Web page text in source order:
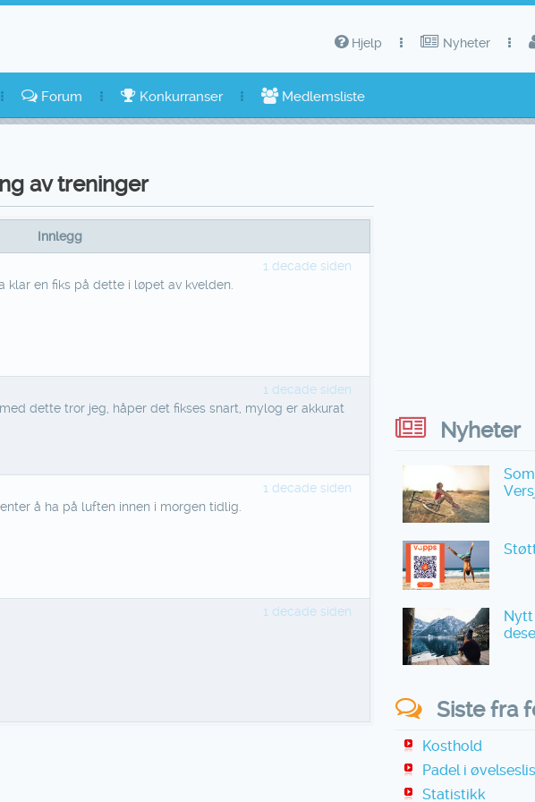
Nyheter
Hjelp
Forum Konkurranser Medlemsliste
av treninger
Innlegg
1 decade siden
en fiks på dette i løpet av kvelden.
1 decade siden
dette tror jeg, håper det fikses snart, mylog er akkurat
1 decade siden
å ha på luften innen i morgen tidlig.
1 decade siden
Nyheter
Nytt
Siste fra
Kosthold
Padel i
Statistikk